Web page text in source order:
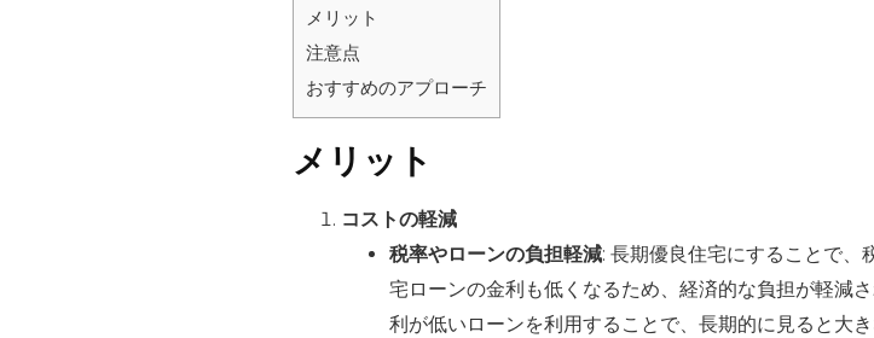
メリット
注意点
おすすめのアプローチ
メリット
コストの軽減
税率やローンの負担軽減: 長期優良住宅にすることで、
宅ローンの金利も低くなるため、経済的な負担が軽減
利が低いローンを利用することで、長期的に見ると大